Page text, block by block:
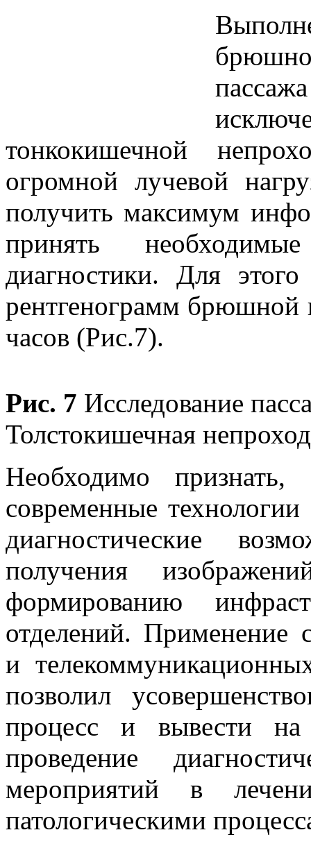
тонкокишечной
огромной лучевой
получить максимум
принять
диагностики. Для
рентгенограмм брюшной
часов (Рис.7).
Рис. 7 Исследование
Толстокишечная
Необходимо
современные
диагностические
получения
формированию
отделений. Применение
и
позволил
процесс и вывести на
проведение
мероприятий в
патологическими